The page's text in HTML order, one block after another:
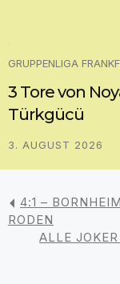
GRUPPENLIGA
3 Tore von
Türkgücü
3. AUGUST 2026
4:1 –
RODEN
ALLE